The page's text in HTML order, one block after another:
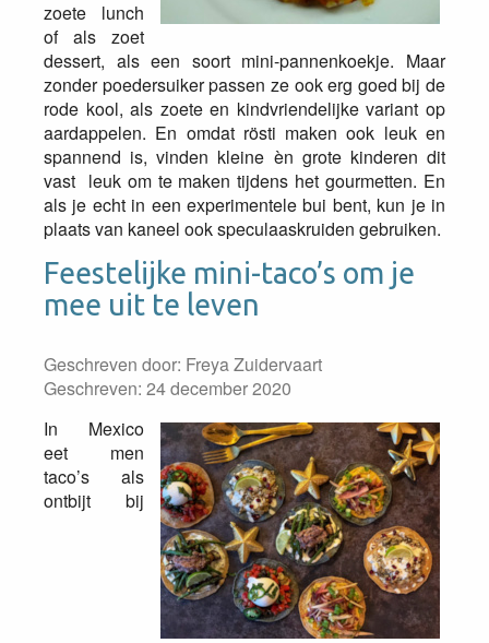
zoete lunch
of als zoet
dessert, als een soort mini-pannenkoekje. Maar
zonder poedersuiker passen ze ook erg goed bij de
rode kool, als zoete en kindvriendelijke variant op
aardappelen. En omdat rösti maken ook leuk en
spannend is, vinden kleine èn grote kinderen dit
vast leuk om te maken tijdens het gourmetten. En
als je echt in een experimentele bui bent, kun je in
plaats van kaneel ook speculaaskruiden gebruiken.
Feestelijke mini-taco’s om je
mee uit te leven
Geschreven door: Freya Zuidervaart
Geschreven: 24 december 2020
In Mexico
eet men
taco’s als
ontbijt bij